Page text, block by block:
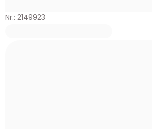
Nr.: 2149923